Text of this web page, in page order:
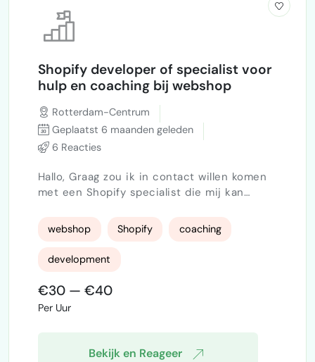
Shopify developer of specialist voor
hulp en coaching bij webshop
Rotterdam-Centrum
Geplaatst 6 maanden geleden
6 Reacties
Hallo, Graag zou ik in contact willen komen
met een Shopify specialist die mij kan
verder ontwikkelen van mijn Shopify-
webshop. Ik ben op zoek naar praktische
ondersteuning en advies, zodat ik gerichter
stappen kan zetten en mijn webshop
professioneel kan inrichten en laten
groeien. Ik hoor graag wat de mogelijkheden
zijn en zie een reactie met interes…
webshop Shopify coaching
development
€30 — €40
Per Uur
Bekijk en Reageer